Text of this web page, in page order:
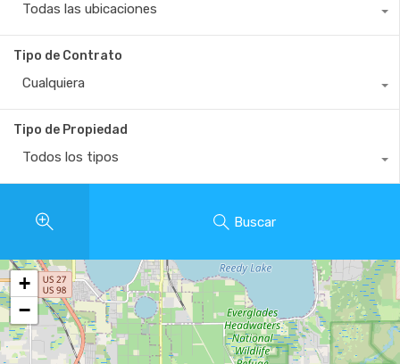
Todas las ubicaciones
Tipo de Contrato
Cualquiera
Tipo de Propiedad
Todos los tipos
Buscar
+
−